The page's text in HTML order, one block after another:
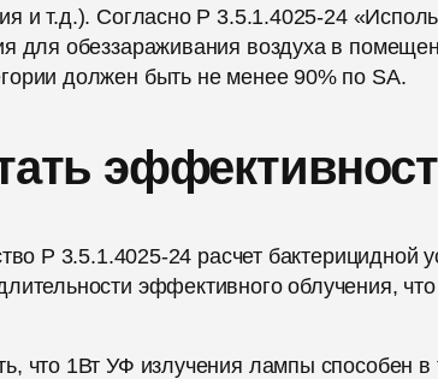
и т.д.). Согласно Р 3.5.1.4025-24
для обеззараживания воздуха в
должен быть не менее 90% по SА.
Р 3.5.1.4025-24 расчет бактерицидной
эффективного облучения,
что 1Вт УФ излучения лампы способен в